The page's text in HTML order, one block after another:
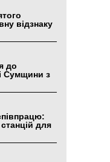
відзнаку
до
Сумщини з
для